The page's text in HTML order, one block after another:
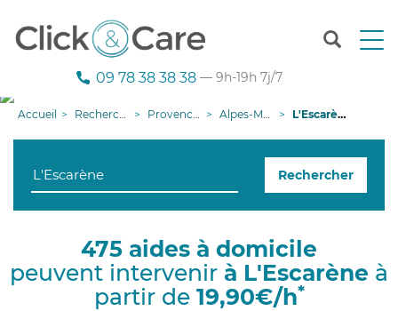
T
n
g
09 78 38 38 38 — 9h-19h 7j/7
Accueil Recherche aide à domicile Provence-Alpes-Côte d'Azur Alpes-Maritimes L'Escarène
Rechercher
475 aides à domicile
peuvent intervenir à L'Escarène à
partir de 19,90€/h*